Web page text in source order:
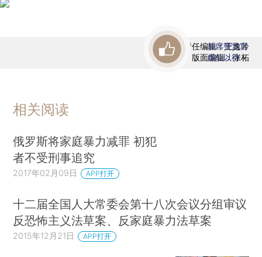
责任编辑：王逸吟
版面编辑：张柘
首席赞赏官
虚位以待
相关阅读
俄罗斯将家庭暴力减罪 初犯
者不受刑事追究
2017年02月09日 APP打开
十二届全国人大常委会第十八次会议分组审议
反恐怖主义法草案、反家庭暴力法草案
2015年12月21日 APP打开